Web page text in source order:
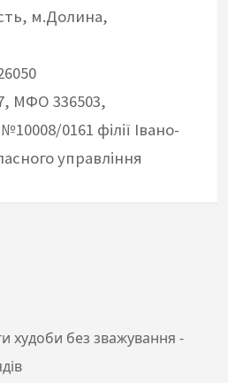
м.Долина,
МФО 336503,
0161 філії Івано-
управління
худоби без зважування -